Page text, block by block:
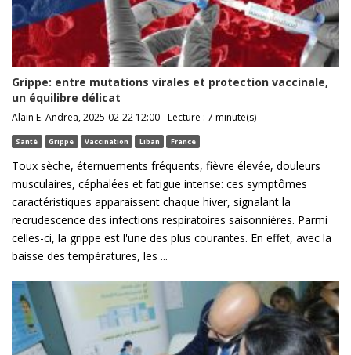
Grippe: entre mutations virales et protection vaccinale,
un équilibre délicat
Alain E. Andrea, 2025-02-22 12:00 - Lecture : 7 minute(s)
Santé Grippe Vaccination Liban France
Toux sèche, éternuements fréquents, fièvre élevée, douleurs
musculaires, céphalées et fatigue intense: ces symptômes
caractéristiques apparaissent chaque hiver, signalant la
recrudescence des infections respiratoires saisonnières. Parmi
celles-ci, la grippe est l'une des plus courantes. En effet, avec la
baisse des températures, les ...